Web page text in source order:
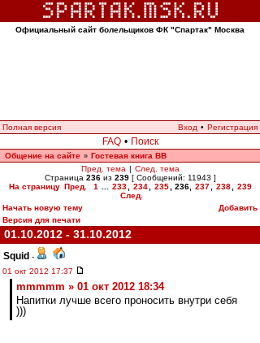
Официальный сайт болельщиков ФК "Спартак" Москва
Полная версия Вход • Регистрация
FAQ • Поиск
Общение на сайте » Гостевая книга ВВ
Пред. тема | След. тема
Страница 236из 239[ Сообщений: 11943 ]
На страницу Пред. 1 233 234 235 236, 237 238
239
След.
Начать новую тему
Добавить
Версия для печати
01.10.2012 - 31.10.2012
Squid -
01 окт 2012 17:37
mmmmm » 01 окт 2012 18:34
Напитки лучше всего проносить внутри себя
)))